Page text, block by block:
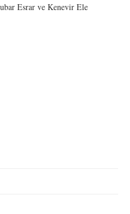
Esrar ve Kenevir Ele